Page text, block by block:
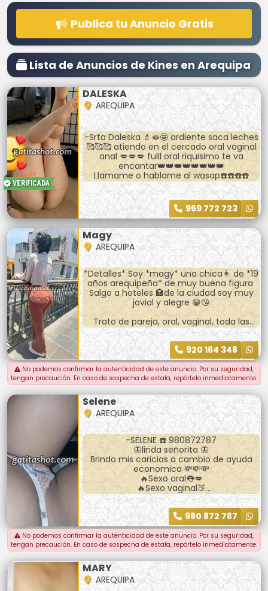
Publica tu Anuncio Gratis
Lista de Anuncios de Kines en Arequipa
VERIFICADA
DALESKA
AREQUIPA
-Srta Daleska 💄🫦🤩 ardiente saca leches
🥰🥰🥰 atiendo en el cercado oral vaginal
anal 💋💋💋 fulll oral riquisimo te va
encantar👑👑👑👑👑👑👑👑
Llamame o hablame al wasap☎️☎️☎️☎️
969 772 723
Magy
AREQUIPA
*Detalles* Soy *magy* una chica👩 de *19
años arequipeña* de muy buena figura
Salgo a hoteles 🏩de la ciudad soy muy
jovial y alegre 😁😘
Trato de pareja, oral, vaginal, toda las
poses , desnudo completa, ora completa
Te tienes que *hospedarte*🏨 primero
luego voy a tu habitación
*Llevar preservativos* y espese con
sencillo 😊
920 164 348
No podemos confirmar la autenticidad de este anuncio. Por su seguridad,
tengan precaución. En caso de sospecha de estafa, repórtelo inmediatamente.
Selene
AREQUIPA
-SELENE ☎️ 980872787
🦋linda señorita 🦋
Brindo mis caricias a cambio de ayuda
economica 💸💸💸
🔥Sexo oral👅💋
🔥Sexo vaginal🍑
🔥Sexo anal🍆
Soy de piel tersa y suave con bu3nas
tetas y culito de encanto te dejare
sentirme toda ❤️llamame o hablame ami
wasapp full discrecion 🍓🍒🧸☎️📞
980 872 787
No podemos confirmar la autenticidad de este anuncio. Por su seguridad,
tengan precaución. En caso de sospecha de estafa, repórtelo inmediatamente.
MARY
AREQUIPA